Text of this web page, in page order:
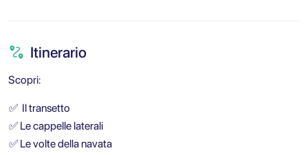
Itinerario
Scopri:
✅ Il transetto
✅ Le cappelle laterali
✅ Le volte della navata